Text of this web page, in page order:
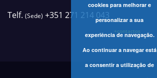
Telf. (Sede) +351 271 214 043
+contactos
cookies para melhorar e
personalizar a sua
experiência de navegação.
Ao continuar a navegar está
a consentir a utilização de